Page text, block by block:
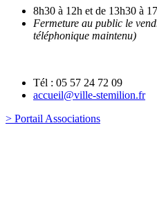
8h30 à 12h et de 13h30 à
Fermeture au public le
téléphonique maintenu)
Tél : 05 57 24 72 09
accueil@ville-stemilion.fr
> Portail Associations